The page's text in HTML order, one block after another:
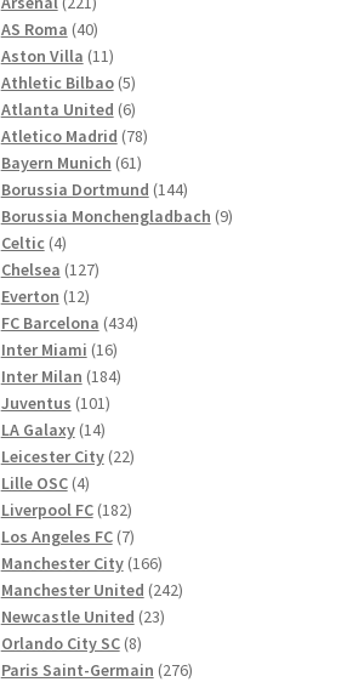
Produkte
AS Roma 4040
Produkte
Aston Villa 1111
Produkte
Athletic Bilbao 55
Produkte
Atlanta United 66
Produkte
Atletico Madrid 7878
Bayern Munich 6161
Produkte
Borussia Dortmund 144144
Produkte
Borussia Monchengladbach 99
Celtic 44
Produkte
Chelsea 127127
Everton 1212
Produkte
FC Barcelona 434434
Inter Miami 1616
Produkte
Inter Milan 184184
Juventus 101101
Produkte
LA Galaxy 1414
Produkte
Leicester City 2222
Lille OSC 44
Produkte
Liverpool FC 182182
Produkte
Los Angeles FC 77
Produkte
Manchester City 166166
Produkte
Manchester United 242242
Newcastle United 2323
Orlando City SC 88
Produkte
Paris Saint-Germain 276276